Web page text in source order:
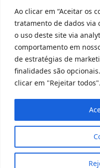
Ao clicar em “Aceitar os
tratamento de dados via
o uso deste site via
comportamento em
de estratégias de
finalidades são
clicar em "Rejeitar todos".
Consulte aqui
@